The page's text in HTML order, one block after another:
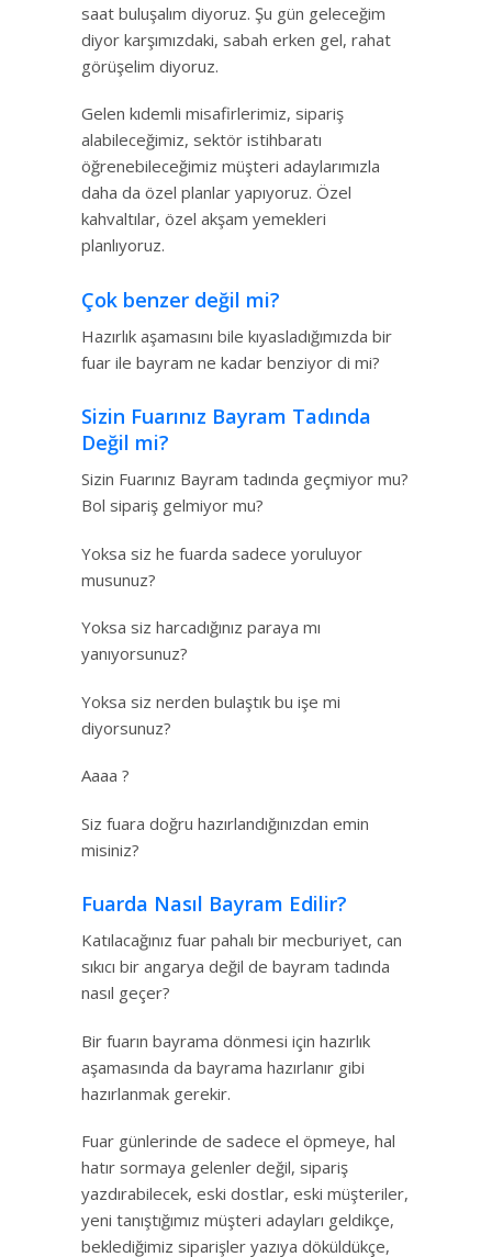
saat buluşalım diyoruz. Şu gün geleceğim
diyor karşımızdaki, sabah erken gel, rahat
görüşelim diyoruz.
Gelen kıdemli misafirlerimiz, sipariş
alabileceğimiz, sektör istihbaratı
öğrenebileceğimiz müşteri adaylarımızla
daha da özel planlar yapıyoruz. Özel
kahvaltılar, özel akşam yemekleri
planlıyoruz.
Çok benzer değil mi?
Hazırlık aşamasını bile kıyasladığımızda bir
fuar ile bayram ne kadar benziyor di mi?
Sizin Fuarınız Bayram Tadında
Değil mi?
Sizin Fuarınız Bayram tadında geçmiyor mu?
Bol sipariş gelmiyor mu?
Yoksa siz he fuarda sadece yoruluyor
musunuz?
Yoksa siz harcadığınız paraya mı
yanıyorsunuz?
Yoksa siz nerden bulaştık bu işe mi
diyorsunuz?
Aaaa ?
Siz fuara doğru hazırlandığınızdan emin
misiniz?
Fuarda Nasıl Bayram Edilir?
Katılacağınız fuar pahalı bir mecburiyet, can
sıkıcı bir angarya değil de bayram tadında
nasıl geçer?
Bir fuarın bayrama dönmesi için hazırlık
aşamasında da bayrama hazırlanır gibi
hazırlanmak gerekir.
Fuar günlerinde de sadece el öpmeye, hal
hatır sormaya gelenler değil, sipariş
yazdırabilecek, eski dostlar, eski müşteriler,
yeni tanıştığımız müşteri adayları geldikçe,
beklediğimiz siparişler yazıya döküldükçe,